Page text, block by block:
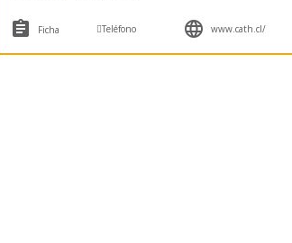
 Ficha Teléfono  www.cath.cl/